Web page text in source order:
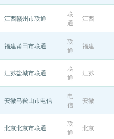
江西赣州市联通
联
通
江西
福建莆田市联通
联
通
福建
江苏盐城市联通
联
通
江苏
安徽马鞍山市电信
电
信
安徽
北京北京市联通
联
通
北京